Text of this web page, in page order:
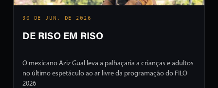
30 DE JUN. DE 2026
DE RISO EM RISO
O mexicano Aziz Gual leva a palhaçaria a crianças e adultos
no último espetáculo ao ar livre da programação do FILO
2026